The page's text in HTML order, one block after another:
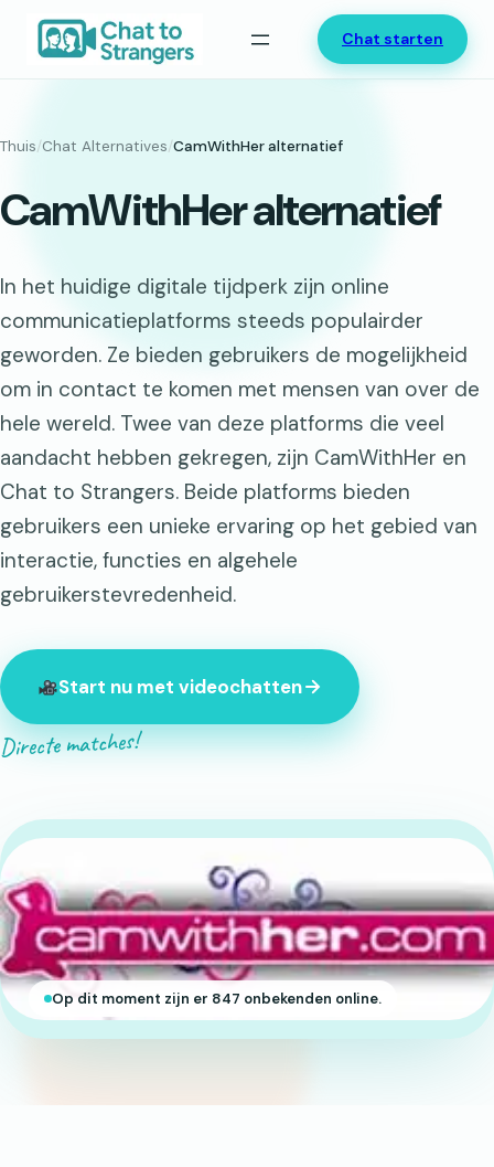
Chat starten
Thuis/Chat Alternatives/CamWithHer alternatief
CamWithHer alternatief
In het huidige digitale tijdperk zijn online
communicatieplatforms steeds populairder
geworden. Ze bieden gebruikers de mogelijkheid
om in contact te komen met mensen van over de
hele wereld. Twee van deze platforms die veel
aandacht hebben gekregen, zijn CamWithHer en
Chat to Strangers. Beide platforms bieden
gebruikers een unieke ervaring op het gebied van
interactie, functies en algehele
gebruikerstevredenheid.
Start nu met videochatten
Directe matches!
Op dit moment zijn er 847 onbekenden online.